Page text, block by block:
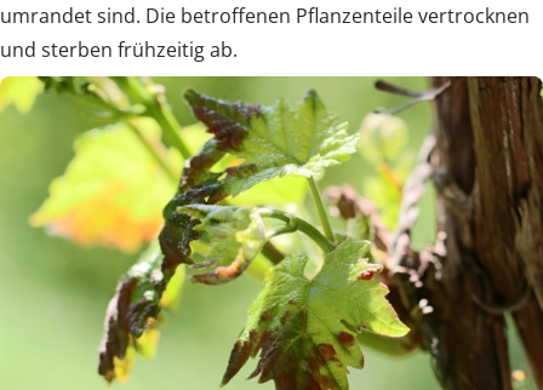
umrandet sind. Die betroffenen Pflanzenteile vertrocknen
und sterben frühzeitig ab.